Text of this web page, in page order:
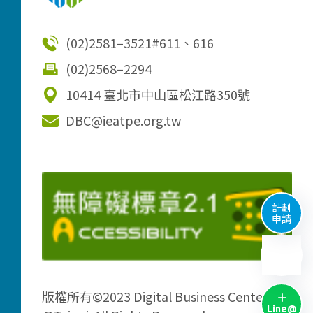
Line@
計劃
申請
(02)2581–3521#611、616
(02)2568–2294
10414 臺北市中山區松江路350號
DBC@ieatpe.org.tw
版權所有©2023 Digital Business Center